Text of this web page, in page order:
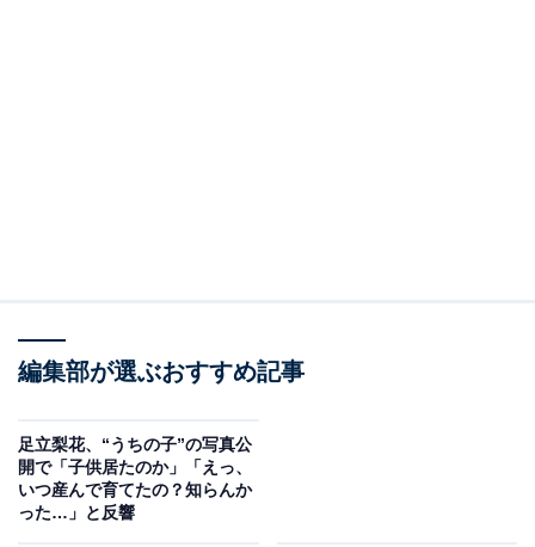
編集部が選ぶおすすめ記事
足立梨花、“うちの子”の写真公
開で「子供居たのか」「えっ、
いつ産んで育てたの？知らんか
った…」と反響